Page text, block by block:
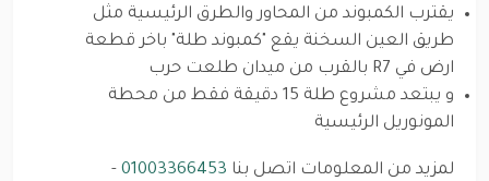
يقترب الكمبوند من المحاور والطرق الرئيسية مثل
طريق العين السخنة يقع "كمبوند طلة" باخر قطعة
ارض في R7 بالقرب من ميدان طلعت حرب
و يبتعد مشروع طلة 15 دقيقة فقط من محطة
المونوريل الرئيسية
لمزيد من المعلومات اتصل بنا 01003366453
-